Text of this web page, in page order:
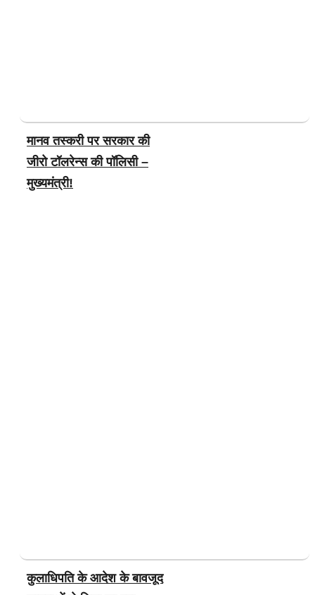
मानव तस्करी पर सरकार की
जीरो टॉलरेन्स की पॉलिसी –
मुख्यमंत्री!
कुलाधिपति के आदेश के बावजूद